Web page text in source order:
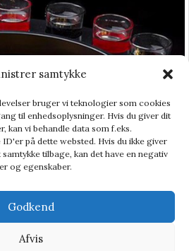
samtykke
bruger vi teknologier som cookies
til enhedsoplysninger. Hvis du giver dit
kan vi behandle data som f.eks.
på dette websted. Hvis du ikke giver
tilbage, kan det have en negativ
og egenskaber.
Godkend
Afvis